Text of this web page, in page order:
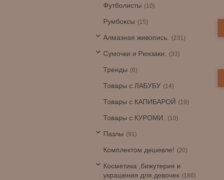
Футболисты 10
Румбоксы 15
Алмазная живопись. 231
Сумочки и Рюкзаки. 33
Тренды 6
Товары с ЛАБУБУ 14
Товары с КАПИБАРОЙ 19
Товары с КУРОМИ. 10
Пазлы 91
Комплектом дешевле! 20
Косметика ,бижутерия и
украшения для девочек
186